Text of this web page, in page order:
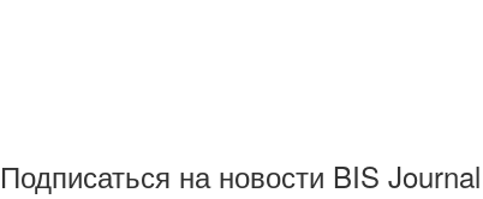
Подписаться на новости BIS